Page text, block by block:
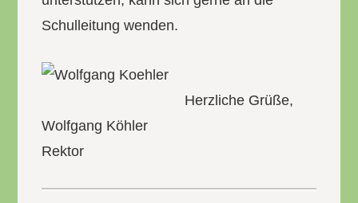
Schulleitung wenden.
Herzliche Grüße,
Wolfgang Köhler
Rektor